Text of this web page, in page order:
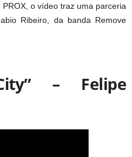
o vídeo traz uma parceria
Ribeiro, da banda Remove
– Felipe